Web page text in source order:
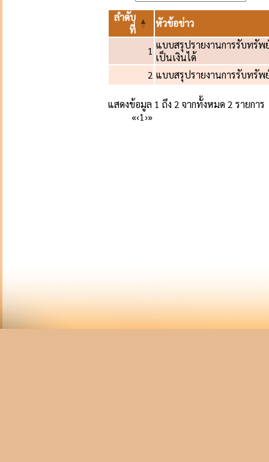
ลำดับ
ที่
หัวข้อข่าว
1 แบบสรุปรายงานการรับทรั
เป็นเงินได้
2 แบบสรุปรายงานการรับทรั
แสดงข้อมูล 1 ถึง 2 จากทั้งหมด 2 รายการ
«‹1›»